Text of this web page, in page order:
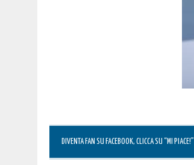
DIVENTA FAN SU FACEBOOK, CLICCA SU “MI PIACE!”